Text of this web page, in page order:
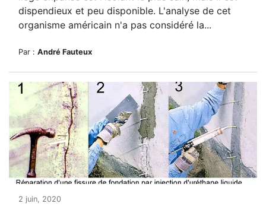
dispendieux et peu disponible. L'analyse de cet
organisme américain n'a pas considéré la...
Par : André Fauteux
2 juin, 2020